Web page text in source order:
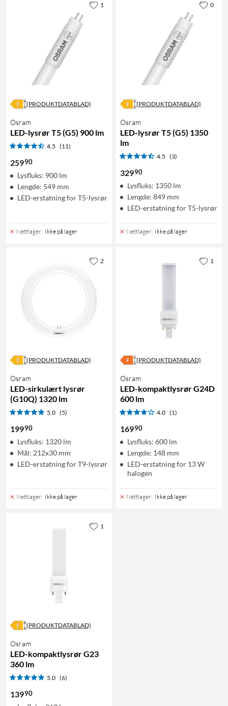
(PRODUKTDATABLAD)
Osram
LED-lysrør T5 (G5) 900 lm
4.5 (11)
25990
Lysfluks: 900 lm
Lengde: 549 mm
LED-erstatning for T5-lysrør
Nettlager: Ikke på lager
1
(PRODUKTDATABLAD)
Osram
LED-lysrør T5 (G5) 1350
lm
4.5 (3)
32990
Lysfluks: 1350 lm
Lengde: 849 mm
LED-erstatning for T5-lysrør
Nettlager: Ikke på lager
0
(PRODUKTDATABLAD)
Osram
LED-sirkulært lysrør
(G10Q) 1320 lm
5.0 (5)
19990
Lysfluks: 1320 lm
Mål: 212x30 mm
LED-erstatning for T9-lysrør
Nettlager: Ikke på lager
2
(PRODUKTDATABLAD)
Osram
LED-kompaktlysrør G24D
600 lm
4.0 (1)
16990
Lysfluks: 600 lm
Lengde: 148 mm
LED-erstatning for 13 W
halogen
Nettlager: Ikke på lager
1
(PRODUKTDATABLAD)
Osram
LED-kompaktlysrør G23
360 lm
5.0 (6)
13990
1